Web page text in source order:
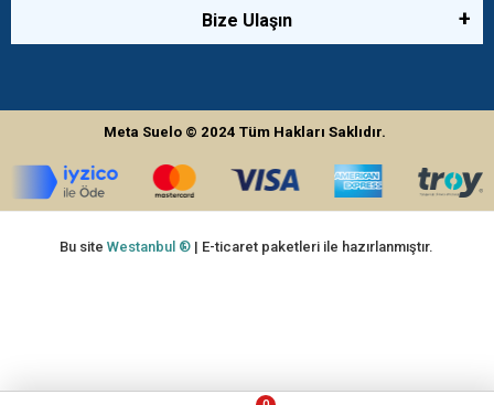
Bize Ulaşın
Meta Suelo © 2024Tüm Hakları Saklıdır.
Bu siteWestanbul ® | E-ticaret paketleri ile hazırlanmıştır.